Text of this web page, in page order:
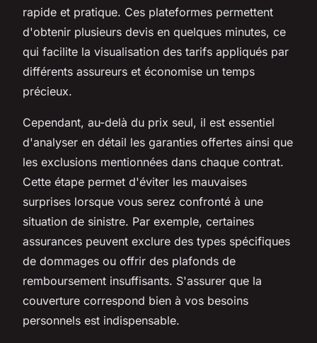
rapide et pratique. Ces plateformes permettent
d'obtenir plusieurs devis en quelques minutes, ce
qui facilite la visualisation des tarifs appliqués par
différents assureurs et économise un temps
précieux.
Cependant, au-delà du prix seul, il est essentiel
d'analyser en détail les garanties offertes ainsi que
les exclusions mentionnées dans chaque contrat.
Cette étape permet d'éviter les mauvaises
surprises lorsque vous serez confronté à une
situation de sinistre. Par exemple, certaines
assurances peuvent exclure des types spécifiques
de dommages ou offrir des plafonds de
remboursement insuffisants. S'assurer que la
couverture correspond bien à vos besoins
personnels est indispensable.